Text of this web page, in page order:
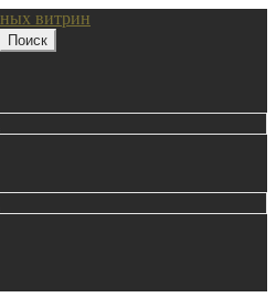
Поиск